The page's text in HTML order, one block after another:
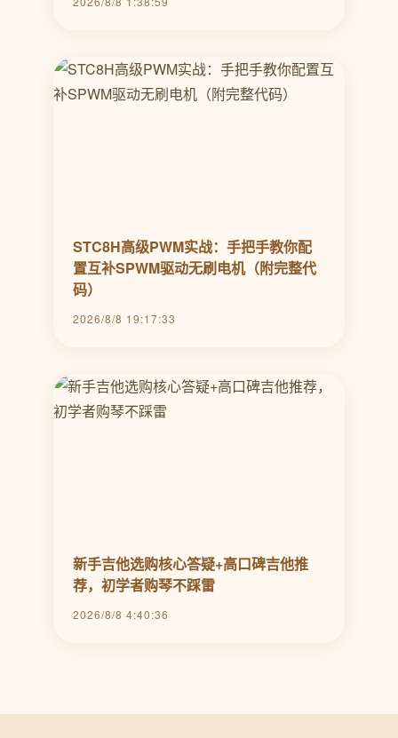
STC8H高级PWM实战：手把手教你配
置互补SPWM驱动无刷电机（附完整代
码）
2026/8/8 19:17:33
新手吉他选购核心答疑+高口碑吉他推
荐，初学者购琴不踩雷
2026/8/8 4:40:36